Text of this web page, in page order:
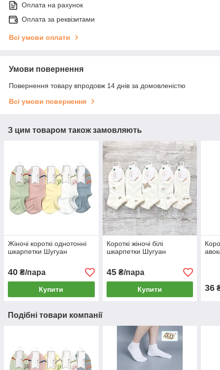
Оплата на рахунок
Оплата за реквізитами
Всі умови оплати
Умови повернення
Повернення товару впродовж 14 днів за домовленістю
Всі умови повернення
З цим товаром також замовляють
Жіночі короткі однотонні
шкарпетки Шугуан
40 ₴/пара
Купити
Короткі жіночі білі
шкарпетки Шугуан
45₴/пара
Купити 36
Подібні товари компанії